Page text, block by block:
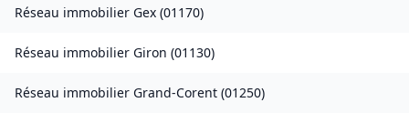
Réseau immobilier Gex (01170)
Réseau immobilier Giron (01130)
Réseau immobilier Grand-Corent (01250)